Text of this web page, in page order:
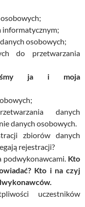
informatycznym;
osobowych;
do przetwarzania
ja i moja
danych
danych osobowych.
zbiorów danych
rejestracji?
podwykonawcami. Kto
Kto i na czyj
uczestników